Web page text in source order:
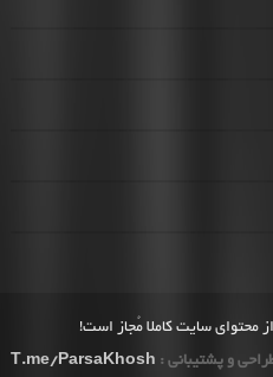
محتوای سایت کاملا مُجاز است!
و پشتیبانی : T.me/ParsaKhosh